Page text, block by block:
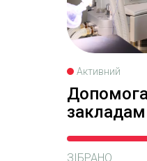
Активний
закладам
ЗІБРАНО